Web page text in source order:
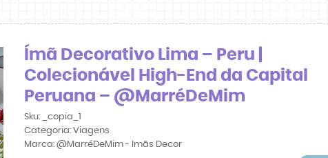
Ímã Decorativo Lima – Peru |
Colecionável High-End da Capital
Peruana – @MarréDeMim
Sku:
_copia_1
Categoria: Viagens
Marca: @MarréDeMim - Imãs Decor